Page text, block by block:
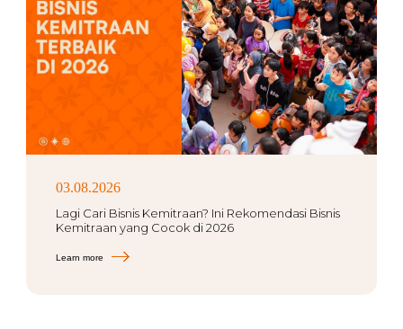
03.08.2026
Lagi Cari Bisnis Kemitraan? Ini Rekomendasi Bisnis
Kemitraan yang Cocok di 2026
Learn more